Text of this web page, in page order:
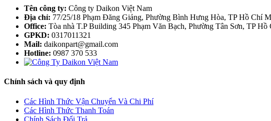
Tên công ty: Công ty Daikon Việt Nam
Địa chỉ: 77/25/18 Phạm Đăng Giảng, Phường Bình Hưng Hòa, TP Hồ Chí
Office: Tòa nhà T.P Building 345 Phạm Văn Bạch, Phường Tân Sơn, TP Hồ
GPKD: 0317011321
Mail: daikonpart@gmail.com
Hotline: 0987 370 533
Chính sách và quy định
Các Hình Thức Vận Chuyển Và Chi Phí
Các Hình Thức Thanh Toán
Chính Sách Đổi Trả